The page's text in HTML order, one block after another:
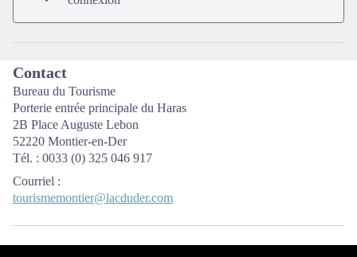
Contact
Bureau du Tourisme
Porterie entrée principale du Haras
2B Place Auguste Lebon
52220 Montier-en-Der
Tél. : 0033 (0) 325 046 917
Courriel :
tourismemontier@lacduder.com